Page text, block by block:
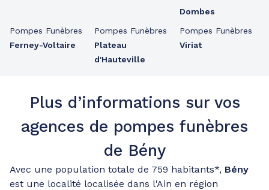
Pompes Funèbres
Ferney-Voltaire
Pompes Funèbres
Plateau
d'Hauteville
Dombes
Pompes Funèbres
Viriat
Plus d’informations sur vos
agences de pompes funèbres
de Bény
Avec une population totale de 759 habitants*, Bény
est une localité localisée dans l'Ain en région